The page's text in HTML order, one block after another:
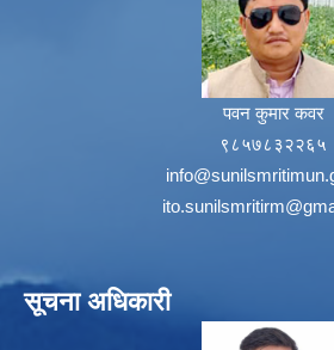
पवन कुमार कवर
९८५७८३२२६५
सूचना अधिकारी